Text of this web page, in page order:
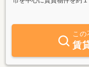
ームからファミリータイ
でしょう。当エリアでの
この
賃